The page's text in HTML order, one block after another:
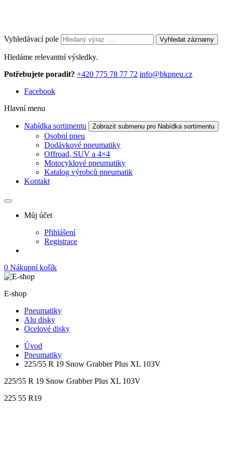
Vyhledávací pole Vyhledat záznamy
Hledáme relevantní výsledky.
Potřebujete poradit? +420 775 78 77 72 info@bkpneu.cz
Facebook
Hlavní menu
Nabídka sortimentu Zobrazit submenu pro Nabídka sortimentu
Osobní pneu
Dodávkové pneumatiky
Offroad, SUV a 4×4
Motocyklové pneumatiky
Katalog výrobců pneumatik
Kontakt
Můj účet
Přihlášení
Registrace
0 Nákupní košík
E-shop
Pneumatiky
Alu disky
Ocelové disky
Úvod
Pneumatiky
225/55 R 19 Snow Grabber Plus XL 103V
225/55 R 19 Snow Grabber Plus XL 103V
225 55 R19